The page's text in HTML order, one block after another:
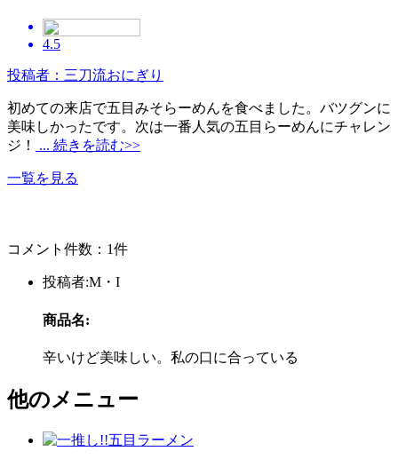
4.5
投稿者：三刀流おにぎり
初めての来店で五目みそらーめんを食べました。バツグンに
美味しかったです。次は一番人気の五目らーめんにチャレン
ジ！
... 続きを読む>>
一覧を見る
コメント件数：1件
投稿者:M・I
商品名:
辛いけど美味しい。私の口に合っている
他のメニュー